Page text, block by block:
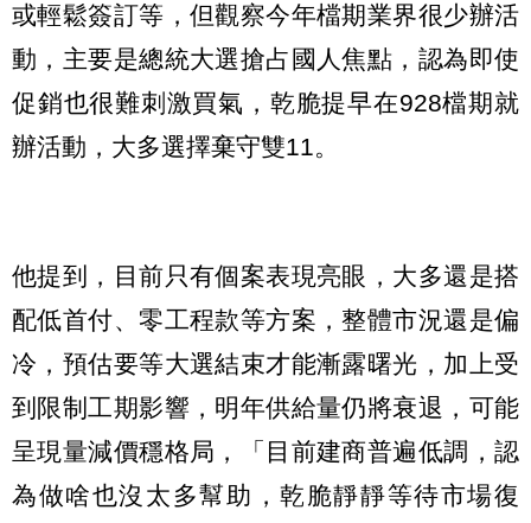
或輕鬆簽訂等，但觀察今年檔期業界很少辦活
動，主要是總統大選搶占國人焦點，認為即使
促銷也很難刺激買氣，乾脆提早在928檔期就
辦活動，大多選擇棄守雙11。
他提到，目前只有個案表現亮眼，大多還是搭
配低首付、零工程款等方案，整體市況還是偏
冷，預估要等大選結束才能漸露曙光，加上受
到限制工期影響，明年供給量仍將衰退，可能
呈現量減價穩格局，「目前建商普遍低調，認
為做啥也沒太多幫助，乾脆靜靜等待市場復